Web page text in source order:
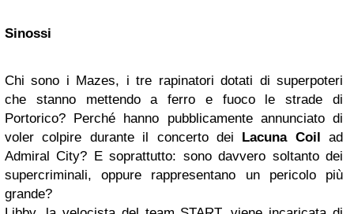
Sinossi
Chi sono i Mazes, i tre rapinatori dotati di superpoteri
che stanno mettendo a ferro e fuoco le strade di
Portorico? Perché hanno pubblicamente annunciato di
voler colpire durante il concerto dei Lacuna Coil ad
Admiral City? E soprattutto: sono davvero soltanto dei
supercriminali, oppure rappresentano un pericolo più
grande?